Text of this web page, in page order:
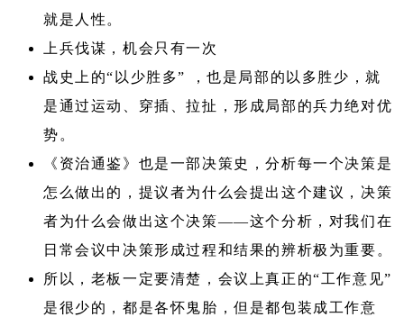
就是人性。
上兵伐谋，机会只有一次
战史上的“以少胜多” ，也是局部的以多胜少，就
是通过运动、穿插、拉扯，形成局部的兵力绝对优
势。
《资治通鉴》也是一部决策史，分析每一个决策是
怎么做出的，提议者为什么会提出这个建议，决策
者为什么会做出这个决策——这个分析，对我们在
日常会议中决策形成过程和结果的辨析极为重要。
所以，老板一定要清楚，会议上真正的“工作意见”
是很少的，都是各怀鬼胎，但是都包装成工作意